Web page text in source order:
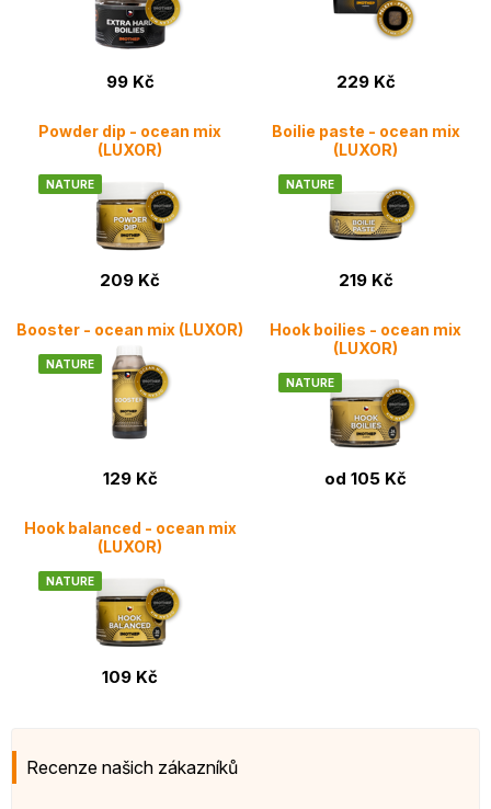
99 Kč 229 Kč
Powder dip - ocean mix
(LUXOR)
NATURE
209 Kč
Boilie paste - ocean mix
(LUXOR)
NATURE
219 Kč
Booster - ocean mix (LUXOR)
NATURE
129 Kč
Hook boilies - ocean mix
(LUXOR)
NATURE
od 105 Kč
Hook balanced - ocean mix
(LUXOR)
NATURE
109 Kč
Recenze našich zákazníků